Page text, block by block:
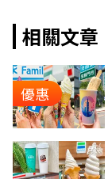
相關文章
優惠